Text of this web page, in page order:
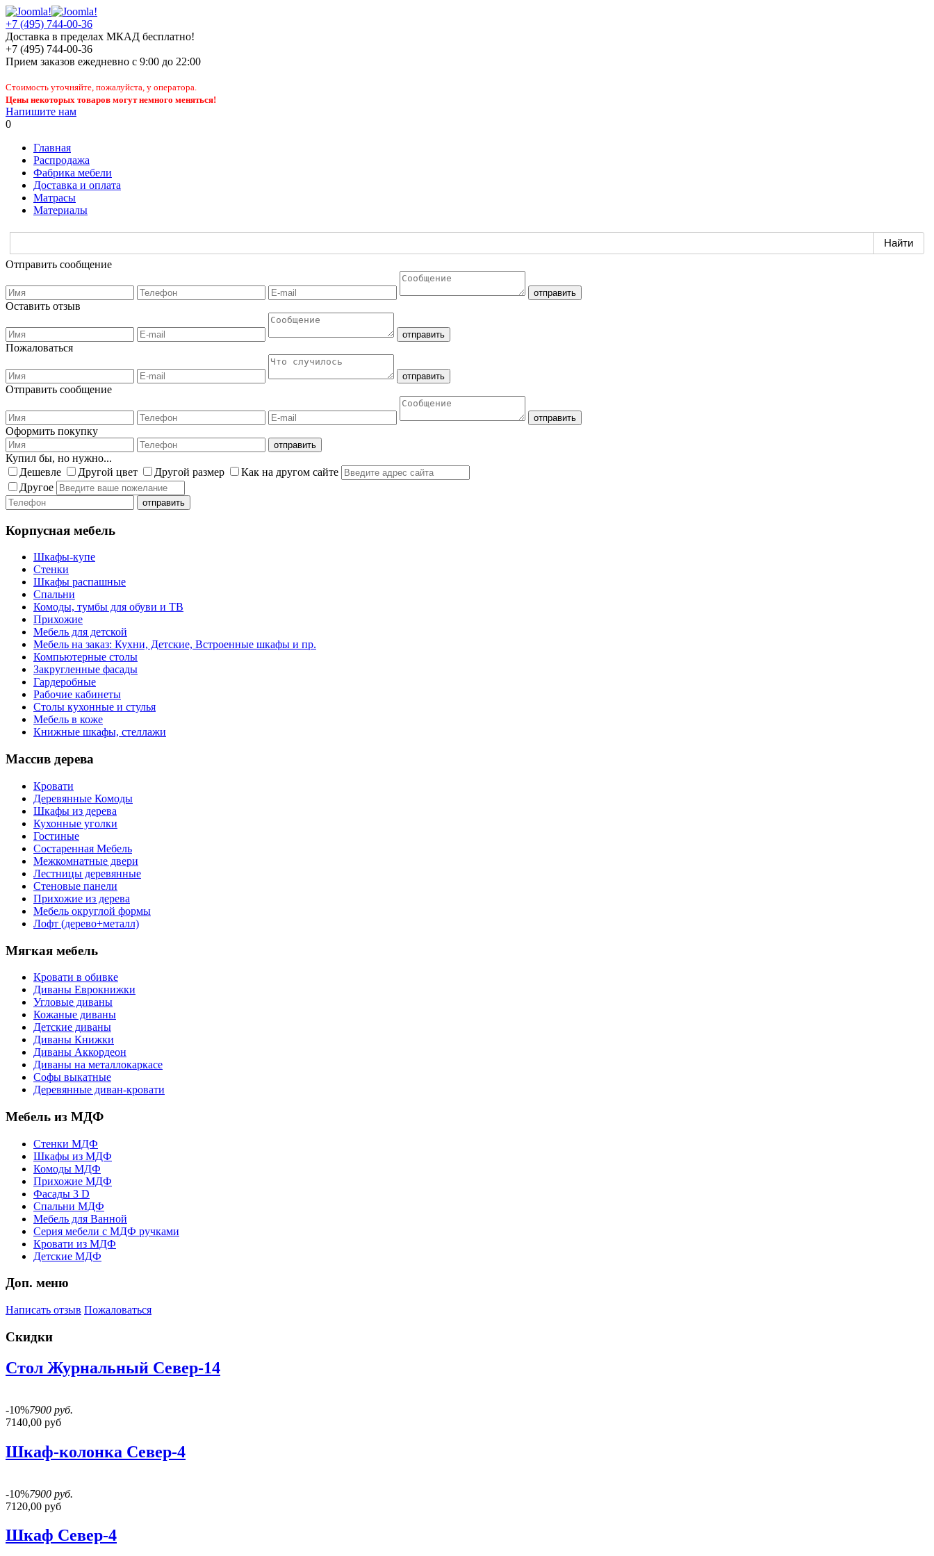
+7 (495) 744-00-36
Доставка в пределах МКАД бесплатно!
+7 (495) 744-00-36
Прием заказов ежедневно с 9:00 до 22:00
Стоимость уточняйте, пожалуйста, у оператора.
Цены некоторых товаров могут немного меняться!
Напишите нам
0
Главная
Распродажа
Фабрика мебели
Доставка и оплата
Матрасы
Материалы
Отправить сообщение
Оставить отзыв
Пожаловаться
Отправить сообщение
Оформить покупку
Купил бы, но нужно...
Дешевле
Другой цвет Другой размер
Как на другом сайте
Другое
Корпусная мебель
Шкафы-купе
Стенки
Шкафы распашные
Спальни
Комоды, тумбы для обуви и ТВ
Прихожие
Мебель для детской
Мебель на заказ: Кухни, Детские, Встроенные шкафы и пр.
Компьютерные столы
Закругленные фасады
Гардеробные
Рабочие кабинеты
Столы кухонные и стулья
Мебель в коже
Книжные шкафы, стеллажи
Массив дерева
Кровати
Деревянные Комоды
Шкафы из дерева
Кухонные уголки
Гостиные
Состаренная Мебель
Межкомнатные двери
Лестницы деревянные
Стеновые панели
Прихожие из дерева
Мебель округлой формы
Лофт (дерево+металл)
Мягкая мебель
Кровати в обивке
Диваны Еврокнижки
Угловые диваны
Кожаные диваны
Детские диваны
Диваны Книжки
Диваны Аккордеон
Диваны на металлокаркасе
Софы выкатные
Деревянные диван-кровати
Мебель из МДФ
Стенки МДФ
Шкафы из МДФ
Комоды МДФ
Прихожие МДФ
Фасады 3 D
Спальни МДФ
Мебель для Ванной
Серия мебели с МДФ ручками
Кровати из МДФ
Детские МДФ
Доп. меню
Написать отзыв Пожаловаться
Скидки
Стол Журнальный Север-14
-10%7900 руб.
7140,00 руб
Шкаф-колонка Север-4
-10%7900 руб.
7120,00 руб
Шкаф Север-4